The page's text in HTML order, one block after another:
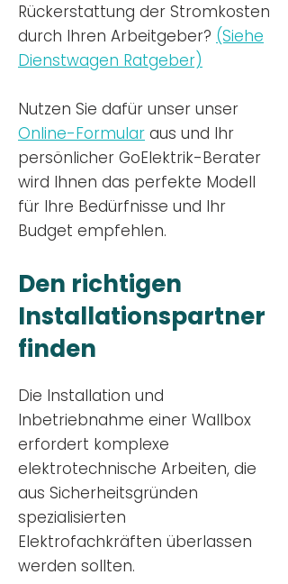
Rückerstattung der Stromkosten
durch Ihren Arbeitgeber? (Siehe
Dienstwagen Ratgeber)
Nutzen Sie dafür unser unser
Online-Formular aus und Ihr
persönlicher GoElektrik-Berater
wird Ihnen das perfekte Modell
für Ihre Bedürfnisse und Ihr
Budget empfehlen.
Den richtigen
Installationspartner
finden
Die Installation und
Inbetriebnahme einer Wallbox
erfordert komplexe
elektrotechnische Arbeiten, die
aus Sicherheitsgründen
spezialisierten
Elektrofachkräften überlassen
werden sollten.